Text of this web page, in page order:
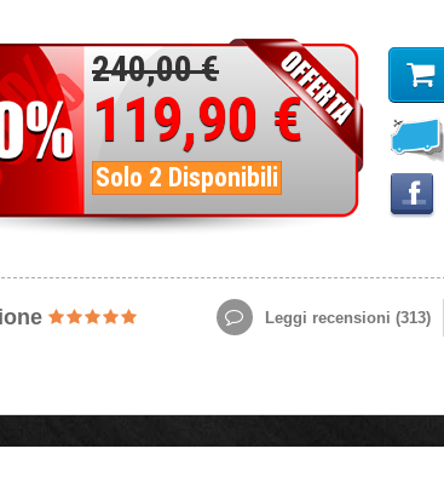
240,00 €
119,90 €
Solo 2 Disponibili
Leggi recensioni (313)